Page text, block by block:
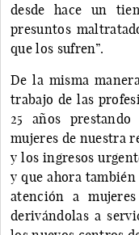
desde hace un
presuntos
que los sufren”.
De la misma
trabajo de las
25 años
mujeres de nuestra
y los ingresos
y que ahora
atención a
derivándolas a